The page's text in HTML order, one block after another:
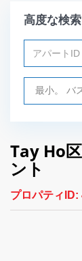
高度な検索
Tay Ho
ント
プロパティID: